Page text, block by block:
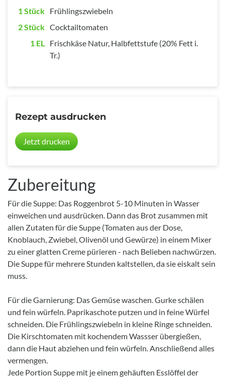
1 Stück Frühlingszwiebeln
2 Stück Cocktailtomaten
1 EL Frischkäse Natur, Halbfettstufe (20% Fett i.
Tr.)
Rezept ausdrucken
Jetzt drucken
Zubereitung
Für die Suppe: Das Roggenbrot 5-10 Minuten in Wasser
einweichen und ausdrücken. Dann das Brot zusammen mit
allen Zutaten für die Suppe (Tomaten aus der Dose,
Knoblauch, Zwiebel, Olivenöl und Gewürze) in einem Mixer
zu einer glatten Creme pürieren - nach Belieben nachwürzen.
Die Suppe für mehrere Stunden kaltstellen, da sie eiskalt sein
muss.
Für die Garnierung: Das Gemüse waschen. Gurke schälen
und fein würfeln. Paprikaschote putzen und in feine Würfel
schneiden. Die Frühlingszwiebeln in kleine Ringe schneiden.
Die Kirschtomaten mit kochendem Wassser übergießen,
dann die Haut abziehen und fein würfeln. Anschließend alles
vermengen.
Jede Portion Suppe mit je einem gehäuften Esslöffel der